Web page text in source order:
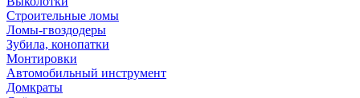
Строительные ломы
Ломы-гвоздодеры
Зубила, конопатки
Монтировки
Автомобильный инструмент
Домкраты